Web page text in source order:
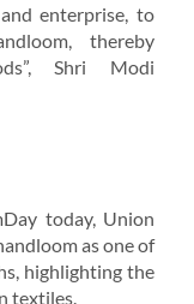
enterprise, to
thereby
Shri Modi
today, Union
as one of
highlighting the
textiles.